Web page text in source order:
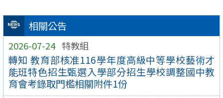
相關公告
2026-07-24 特教組
轉知 教育部核准116學年度高級中等學校藝術才
能班特色招生甄選入學部分招生學校調整國中教
育會考錄取門檻相關附件1份